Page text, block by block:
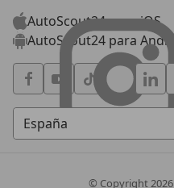
AutoScout24 para iOS
AutoScout24 para
© Copyright2026